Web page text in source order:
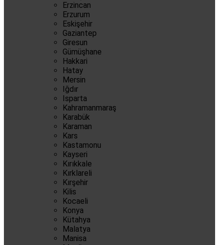
Erzincan
Erzurum
Eskişehir
Gaziantep
Giresun
Gümüşhane
Hakkari
Hatay
Mersin
Iğdır
Isparta
Kahramanmaraş
Karabük
Karaman
Kars
Kastamonu
Kayseri
Kırıkkale
Kırklareli
Kırşehir
Kilis
Kocaeli
Konya
Kütahya
Malatya
Manisa